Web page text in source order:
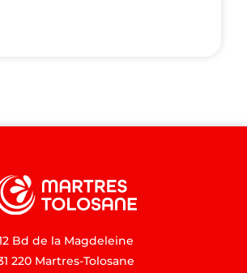
Bd de la Magdeleine
220 Martres-Tolosane